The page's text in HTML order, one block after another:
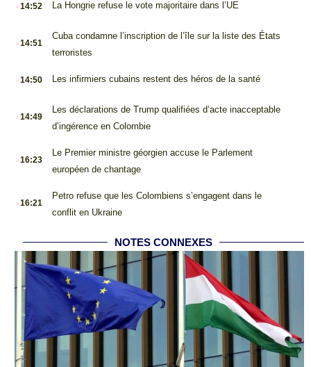
14:52 La Hongrie refuse le vote majoritaire dans l’UE
.14:51
Cuba condamne l’inscription de l’île sur la liste des États
terroristes
.14:50 Les infirmiers cubains restent des héros de la santé
.14:49
Les déclarations de Trump qualifiées d’acte inacceptable
d’ingérence en Colombie
.16:23
Le Premier ministre géorgien accuse le Parlement
européen de chantage
.16:21
Petro refuse que les Colombiens s’engagent dans le
conflit en Ukraine
NOTES CONNEXES